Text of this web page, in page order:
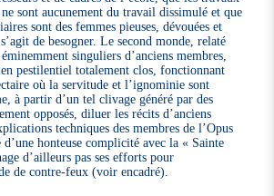
sont aucunement du travail dissimulé et que
sont des femmes pieuses, dévouées et
de besogner. Le second monde, relaté
singuliers d’anciens membres,
pestilentiel totalement clos, fonctionnant
où la servitude et l’ignominie sont
à partir d’un tel clivage généré par des
opposés, diluer les récits d’anciens
techniques des membres de l’Opus
honteuse complicité avec la « Sainte
d’ailleurs pas ses efforts pour
de contre-feux (voir encadré).